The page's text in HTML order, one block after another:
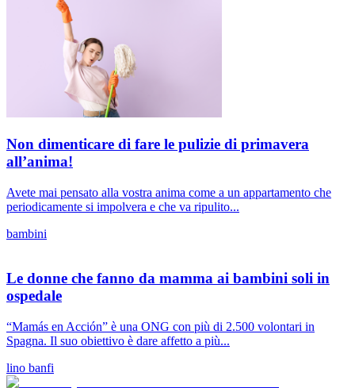
Non dimenticare di fare le pulizie di primavera
all’anima!
Avete mai pensato alla vostra anima come a un appartamento che
periodicamente si impolvera e che va ripulito...
bambini
Le donne che fanno da mamma ai bambini soli in
ospedale
“Mamás en Acción” è una ONG con più di 2.500 volontari in
Spagna. Il suo obiettivo è dare affetto a più...
lino banfi